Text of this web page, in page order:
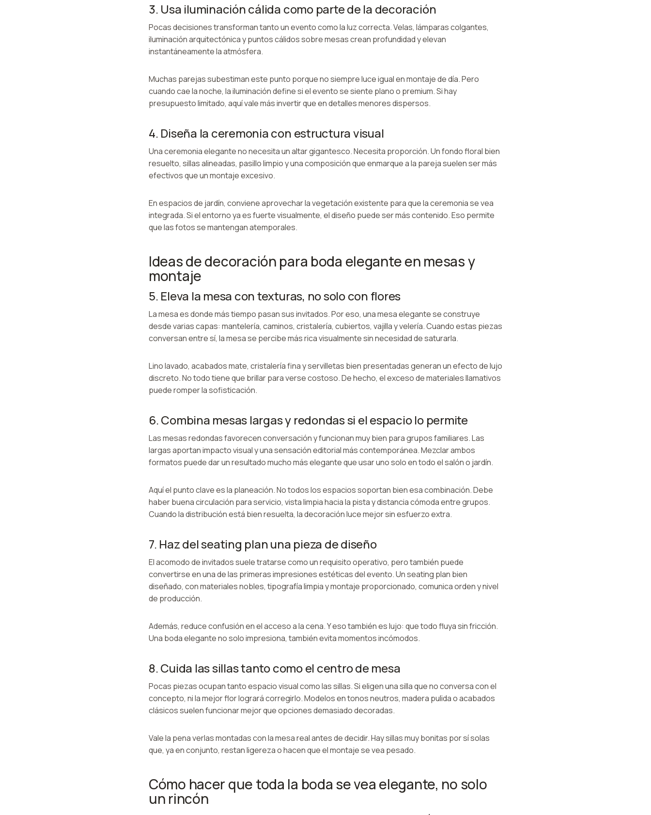
3. Usa iluminación cálida como parte de la decoración
Pocas decisiones transforman tanto un evento como la luz correcta. Velas, lámparas colgantes,
iluminación arquitectónica y puntos cálidos sobre mesas crean profundidad y elevan
instantáneamente la atmósfera.
Muchas parejas subestiman este punto porque no siempre luce igual en montaje de día. Pero
cuando cae la noche, la iluminación define si el evento se siente plano o premium. Si hay
presupuesto limitado, aquí vale más invertir que en detalles menores dispersos.
4. Diseña la ceremonia con estructura visual
Una ceremonia elegante no necesita un altar gigantesco. Necesita proporción. Un fondo floral bien
resuelto, sillas alineadas, pasillo limpio y una composición que enmarque a la pareja suelen ser más
efectivos que un montaje excesivo.
En espacios de jardín, conviene aprovechar la vegetación existente para que la ceremonia se vea
integrada. Si el entorno ya es fuerte visualmente, el diseño puede ser más contenido. Eso permite
que las fotos se mantengan atemporales.
Ideas de decoración para boda elegante en mesas y
montaje
5. Eleva la mesa con texturas, no solo con flores
La mesa es donde más tiempo pasan sus invitados. Por eso, una mesa elegante se construye
desde varias capas: mantelería, caminos, cristalería, cubiertos, vajilla y velería. Cuando estas piezas
conversan entre sí, la mesa se percibe más rica visualmente sin necesidad de saturarla.
Lino lavado, acabados mate, cristalería fina y servilletas bien presentadas generan un efecto de lujo
discreto. No todo tiene que brillar para verse costoso. De hecho, el exceso de materiales llamativos
puede romper la sofisticación.
6. Combina mesas largas y redondas si el espacio lo permite
Las mesas redondas favorecen conversación y funcionan muy bien para grupos familiares. Las
largas aportan impacto visual y una sensación editorial más contemporánea. Mezclar ambos
formatos puede dar un resultado mucho más elegante que usar uno solo en todo el salón o jardín.
Aquí el punto clave es la planeación. No todos los espacios soportan bien esa combinación. Debe
haber buena circulación para servicio, vista limpia hacia la pista y distancia cómoda entre grupos.
Cuando la distribución está bien resuelta, la decoración luce mejor sin esfuerzo extra.
7. Haz del seating plan una pieza de diseño
El acomodo de invitados suele tratarse como un requisito operativo, pero también puede
convertirse en una de las primeras impresiones estéticas del evento. Un seating plan bien
diseñado, con materiales nobles, tipografía limpia y montaje proporcionado, comunica orden y nivel
de producción.
Además, reduce confusión en el acceso a la cena. Y eso también es lujo: que todo fluya sin fricción.
Una boda elegante no solo impresiona, también evita momentos incómodos.
8. Cuida las sillas tanto como el centro de mesa
Pocas piezas ocupan tanto espacio visual como las sillas. Si eligen una silla que no conversa con el
concepto, ni la mejor flor logrará corregirlo. Modelos en tonos neutros, madera pulida o acabados
clásicos suelen funcionar mejor que opciones demasiado decoradas.
Vale la pena verlas montadas con la mesa real antes de decidir. Hay sillas muy bonitas por sí solas
que, ya en conjunto, restan ligereza o hacen que el montaje se vea pesado.
Cómo hacer que toda la boda se vea elegante, no solo
un rincón